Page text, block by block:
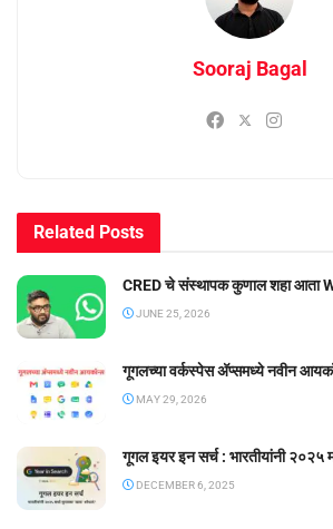
Sooraj Bagal
Related Posts
CRED चे संस्थापक कुणाल शहा आता
JUNE 25, 2026
गूगलच्या वर्कस्पेस अ‍ॅप्समध्ये नवीन
MAY 29, 2026
गूगल इयर इन सर्च : भारतीयांनी २०२५
DECEMBER 6, 2025